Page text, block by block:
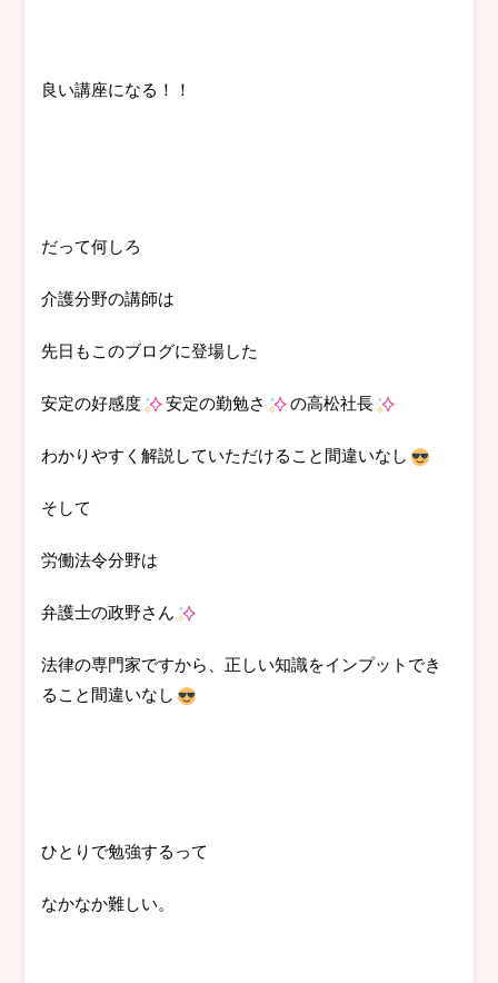
良い講座になる！！
だって何しろ
介護分野の講師は
先日もこのブログに登場した
安定の好感度 安定の勤勉さ の高松社長
わかりやすく解説していただけること間違いなし
そして
労働法令分野は
弁護士の政野さん
法律の専門家ですから、正しい知識をインプットでき
ること間違いなし
ひとりで勉強するって
なかなか難しい。